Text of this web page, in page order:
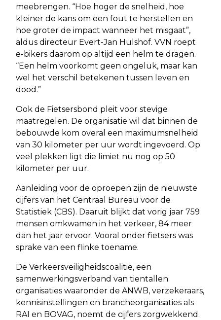
meebrengen. “Hoe hoger de snelheid, hoe
kleiner de kans om een fout te herstellen en
hoe groter de impact wanneer het misgaat”,
aldus directeur Evert-Jan Hulshof. VVN roept
e-bikers daarom op altijd een helm te dragen.
“Een helm voorkomt geen ongeluk, maar kan
wel het verschil betekenen tussen leven en
dood.”
Ook de Fietsersbond pleit voor stevige
maatregelen. De organisatie wil dat binnen de
bebouwde kom overal een maximumsnelheid
van 30 kilometer per uur wordt ingevoerd. Op
veel plekken ligt die limiet nu nog op 50
kilometer per uur.
Aanleiding voor de oproepen zijn de nieuwste
cijfers van het Centraal Bureau voor de
Statistiek (CBS). Daaruit blijkt dat vorig jaar 759
mensen omkwamen in het verkeer, 84 meer
dan het jaar ervoor. Vooral onder fietsers was
sprake van een flinke toename.
De Verkeersveiligheidscoalitie, een
samenwerkingsverband van tientallen
organisaties waaronder de ANWB, verzekeraars,
kennisinstellingen en brancheorganisaties als
RAI en BOVAG, noemt de cijfers zorgwekkend.